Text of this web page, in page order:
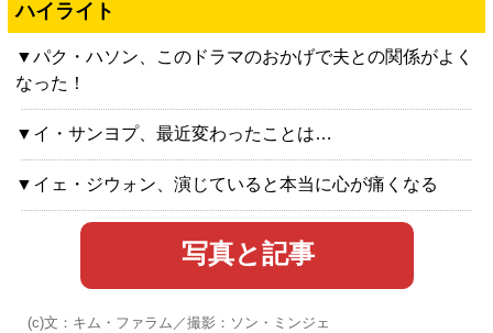
ハイライト
▼パク・ハソン、このドラマのおかげで夫との関係がよく
なった！
▼イ・サンヨプ、最近変わったことは…
▼イェ・ジウォン、演じていると本当に心が痛くなる
写真と記事
(c)文：キム・ファラム／撮影：ソン・ミンジェ